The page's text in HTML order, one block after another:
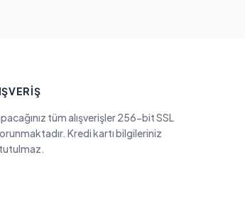
tüm alışverişler 256-bit SSL
Kredi kartı bilgileriniz